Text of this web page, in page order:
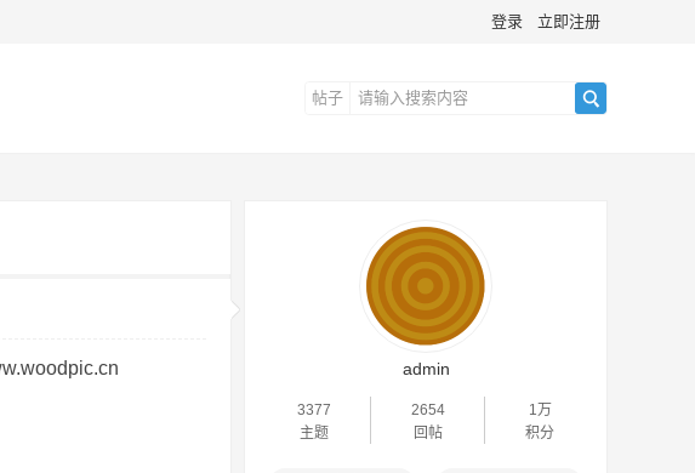
登录 立即注册
帖子
admin
3377
主题
2654
回帖
1万
积分